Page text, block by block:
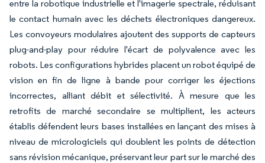
entre la robotique industrielle et l'imagerie spectrale, réduisant
le contact humain avec les déchets électroniques dangereux.
Les convoyeurs modulaires ajoutent des supports de capteurs
plug-and-play pour réduire l'écart de polyvalence avec les
robots. Les configurations hybrides placent un robot équipé de
vision en fin de ligne à bande pour corriger les éjections
incorrectes, alliant débit et sélectivité. À mesure que les
retrofits de marché secondaire se multiplient, les acteurs
établis défendent leurs bases installées en lançant des mises à
niveau de micrologiciels qui doublent les points de détection
sans révision mécanique, préservant leur part sur le marché des